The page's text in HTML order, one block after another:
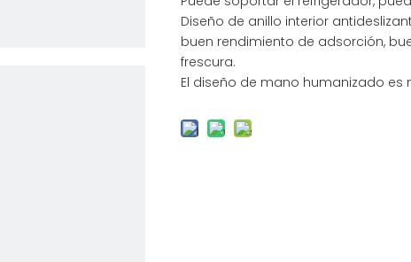
Diseño de anillo interior
buen rendimiento de adsorción,
frescura.
El diseño de mano humanizado